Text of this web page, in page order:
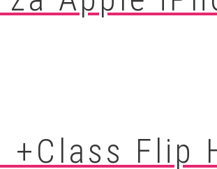
Flip